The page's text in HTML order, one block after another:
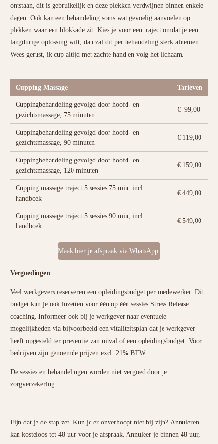
ontstaan, dit is gebruikelijk en deze plekken verdwijnen binnen enkele
dagen. Ook kan een behandeling soms wat gevoelig aanvoelen op
plekken waar een blokkade zit. Kies je voor een traject omdat je een
langdurige oplossing wilt, dan zal dit per behandeling sterk afnemen.
Wees gerust, ik cup altijd met zachte hand en volg het lichaam.
Cupping Massage Tarieven
Cuppingbehandeling gevolgd door hoofd- en
gezichtsmassage, 75 minuten
€ 99,00
Cuppingbehandeling gevolgd door hoofd- en
gezichtsmassage, 90 minuten
€ 119,00
Cuppingbehandeling gevolgd door hoofd- en
gezichtsmassage, 120 minuten
€ 159,00
Cupping massage traject 5 sessies 75 min. incl
handboek
€ 449,00
Cupping massage traject 5 sessies 90 min, incl
handboek
€ 549,00
Maak hier je afspraak via WhatsApp.
Vergoedingen
Veel werkgevers reserveren een opleidingsbudget per medewerker. Dit
budget kun je ook inzetten voor één op één sessies Stress Release
coaching. Informeer ook bij je werkgever naar eventuele
mogelijkheden via bijvoorbeeld een vitaliteitsplan dat je werkgever
heeft opgesteld ter preventie van uitval of een opleidingsbudget. Voor
bedrijven zijn genoemde prijzen excl. 21% BTW.
De sessies en behandelingen worden niet vergoed door je
zorgverzekering.
Fijn dat je de stap zet. Kun je er onverhoopt niet bij zijn? Annuleren
kan kosteloos tot 48 uur voor je afspraak. Annuleer je binnen 48 uur,